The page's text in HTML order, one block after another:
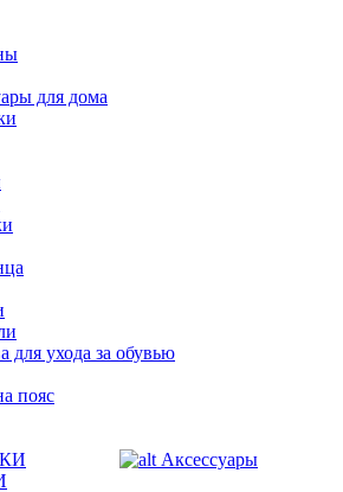
для дома
для ухода за обувью
пояс
Аксессуары